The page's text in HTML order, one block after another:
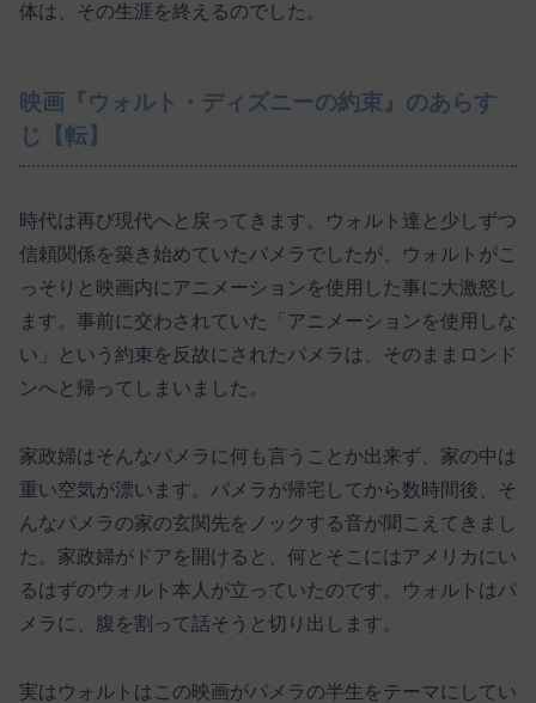
体は、その生涯を終えるのでした。
映画『ウォルト・ディズニーの約束』のあらす
じ【転】
時代は再び現代へと戻ってきます。ウォルト達と少しずつ
信頼関係を築き始めていたパメラでしたが、ウォルトがこ
っそりと映画内にアニメーションを使用した事に大激怒し
ます。事前に交わされていた「アニメーションを使用しな
い」という約束を反故にされたパメラは、そのままロンド
ンへと帰ってしまいました。
家政婦はそんなパメラに何も言うことか出来ず、家の中は
重い空気が漂います。パメラが帰宅してから数時間後、そ
んなパメラの家の玄関先をノックする音が聞こえてきまし
た。家政婦がドアを開けると、何とそこにはアメリカにい
るはずのウォルト本人が立っていたのです。ウォルトはパ
メラに、腹を割って話そうと切り出します。
実はウォルトはこの映画がパメラの半生をテーマにしてい